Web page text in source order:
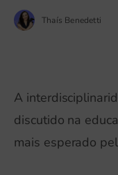
Thaís Benedetti
A
discutido na
mais esperado